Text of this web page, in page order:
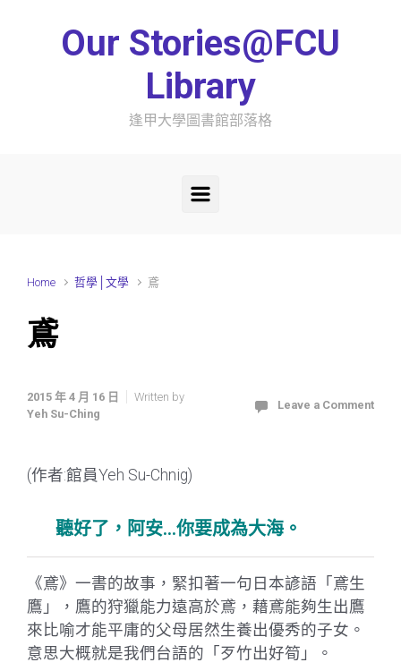
Our Stories@FCU
Library
逢甲大學圖書館部落格
Home 哲學│文學 鳶
鳶
2015 年 4 月 16 日
Written by
Yeh Su-Ching
Leave a Comment
(作者:館員Yeh Su-Chnig)
聽好了，阿安…你要成為大海。
《鳶》一書的故事，緊扣著一句日本諺語「鳶生
鷹」，鷹的狩獵能力遠高於鳶，藉鳶能夠生出鷹
來比喻才能平庸的父母居然生養出優秀的子女。
意思大概就是我們台語的「歹竹出好筍」。